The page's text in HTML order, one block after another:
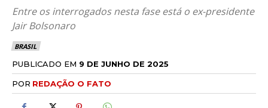
Entre os interrogados nesta fase está o ex-presidente
Jair Bolsonaro
BRASIL
PUBLICADO EM 9 DE JUNHO DE 2025
POR REDAÇÃO O FATO